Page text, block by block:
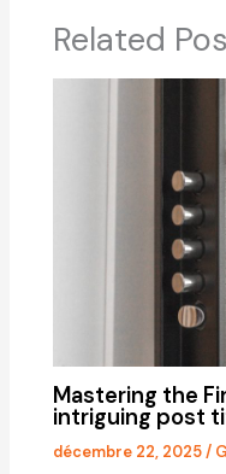
Related
Mastering the
intriguing post
décembre 22, 2025/